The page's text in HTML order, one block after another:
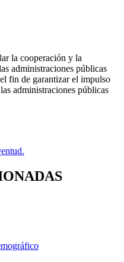
la cooperación y la
administraciones públicas
fin de garantizar el impulso
administraciones públicas